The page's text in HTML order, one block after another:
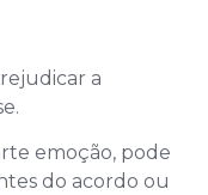
a
emoção, pode
do acordo ou